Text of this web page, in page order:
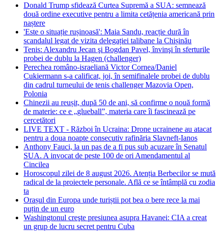
Donald Trump sfidează Curtea Supremă a SUA: semnează
două ordine executive pentru a limita cetățenia americană prin
naștere
'Este o situație rușinoasă': Maia Sandu, reacție dură în
scandalul legat de vizita delegației talibane la Chișinău
Tenis: Alexandru Jecan şi Bogdan Pavel, învinşi în sferturile
probei de dublu la Hagen (challenger)
Perechea româno-israeliană Victor Cornea/Daniel
Cukiermann s-a calificat, joi, în semifinalele probei de dublu
din cadrul turneului de tenis challenger Mazovia Open,
Polonia
Chinezii au reușit, după 50 de ani, să confirme o nouă formă
de materie: ce e „glueball”, materia care îi fascinează pe
cercetători
LIVE TEXT - Război în Ucraina: Drone ucrainene au atacat
pentru a doua noapte consecutiv rafinăria Slavneft-Ianos
Anthony Fauci, la un pas de a fi pus sub acuzare în Senatul
SUA. A invocat de peste 100 de ori Amendamentul al
Cincilea
Horoscopul zilei de 8 august 2026. Atenția Berbecilor se mută
radical de la proiectele personale. Află ce se întâmplă cu zodia
ta
Orașul din Europa unde turiștii pot bea o bere rece la mai
puțin de un euro
Washingtonul creşte presiunea asupra Havanei: CIA a creat
un grup de lucru secret pentru Cuba